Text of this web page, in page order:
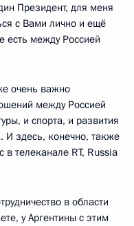
Президент, для меня
с Вами лично и ещё
есть между Россией
очень важно
между Россией
и спорта, и развития
И здесь, конечно, также
телеканале RT, Russia
в области
у Аргентины с этим